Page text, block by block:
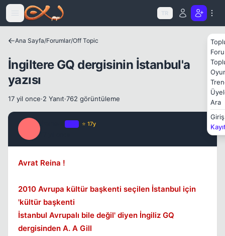
Icerige atla
TR
Ara
Giriş
Ana Sayfa/Forumlar/Off Topic
İngiltere GQ dergisinin İstanbul'a
yazısı
17 yil once·2 Yanıt·762 görüntüleme
⭐ 17y
Avrat Reina !
2010 Avrupa kültür başkenti seçilen İstanbul için
'kültür başkenti
İstanbul Avrupalı bile değil' diyen İngiliz GQ
dergisinden A. A Gill
Kapat